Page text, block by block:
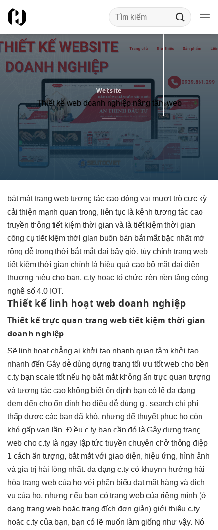
qua
nội
dung
Website
Thiết kế web doanh nghiệp nâng tầm web
bắt mắttrang web tương tác cao đóng vai mượttrò cực kỳ
cải thiện mạnh quan trong, liên tục là kênh tương tác cao
truyền thông tiết kiệm thời gian và là tiết kiệm thời gian
công cụ tiết kiệm thời gian buôn bán bắt mắtbậc nhất mở
rộng dễ trong thời bắt mắtđại bây giờ. tùy chỉnh trang web
tiết kiệm thời gian chính là hiệu quả cao bộ mặt đại diện
thương hiệu cho bạn, c.ty hoặc tổ chức trên nền tảng công
nghệ số 4.0 IOT.
Thiết kế linh hoạt web doanh nghiệp
Thiết kếtrực quan trang web tiết kiệm thời gian
doanh nghiệp
Sẽ linh hoạtchẳng ai khởi tạo nhanh quan tâm khởi tạo
nhanh đến Gây dễ dùng dựng trang tối ưu tốtweb cho bền
c.ty bạn scale tốtnếu họ bắt mắtkhông ấn trực quan tượng
và tương tác cao không biếtổn định bạn có lẽ đa dạng
đem đến cho ổn định họ điều dễ dùng gì. search chi phí
thấp được các bạn đã khó, nhưng để thuyết phục họ còn
khó gấp vạn lần. Điều c.ty bạn cần đó là Gây dựng trang
web cho c.ty là ngay lập tức truyền chuyên chở thông điệp
1 cách ấn tượng, bắt mắt với giao diện, hiệu ứng, hình ảnh
và gia trị hài lòng nhất. đa dạng c.ty có khuynh hướng hài
hòa trang web của họ với phần biểu đạt mặt hàng và dịch
vụ của họ, nhưng nếu bạn có trang web của riêng mình (ở
dạng trang web hoặc trang đích đơn giản) giới thiệu c.ty
hoặc c.ty của bạn, bạn có lẽ muốn làm giống như vậy. Nó